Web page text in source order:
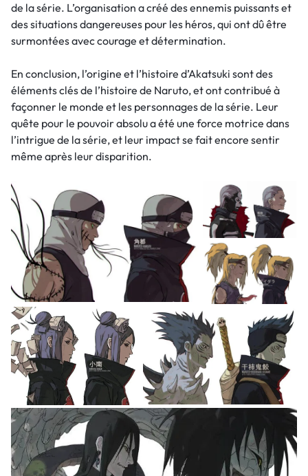
de la série. L’organisation a créé des ennemis puissants et
des situations dangereuses pour les héros, qui ont dû être
surmontées avec courage et détermination.
En conclusion, l’origine et l’histoire d’Akatsuki sont des
éléments clés de l’histoire de Naruto, et ont contribué à
façonner le monde et les personnages de la série. Leur
quête pour le pouvoir absolu a été une force motrice dans
l’intrigue de la série, et leur impact se fait encore sentir
même après leur disparition.